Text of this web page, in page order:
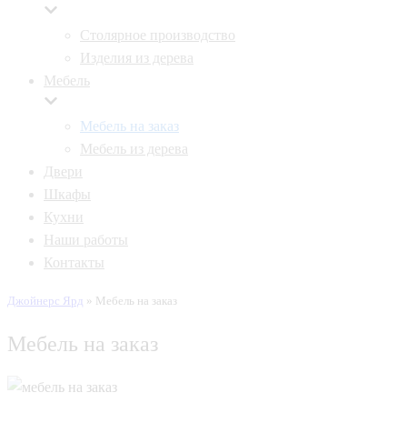
Столярное производство
Изделия из дерева
Мебель
Мебель на заказ
Мебель из дерева
Двери
Шкафы
Кухни
Наши работы
Контакты
Джойнерс Ярд » Мебель на заказ
Мебель на заказ